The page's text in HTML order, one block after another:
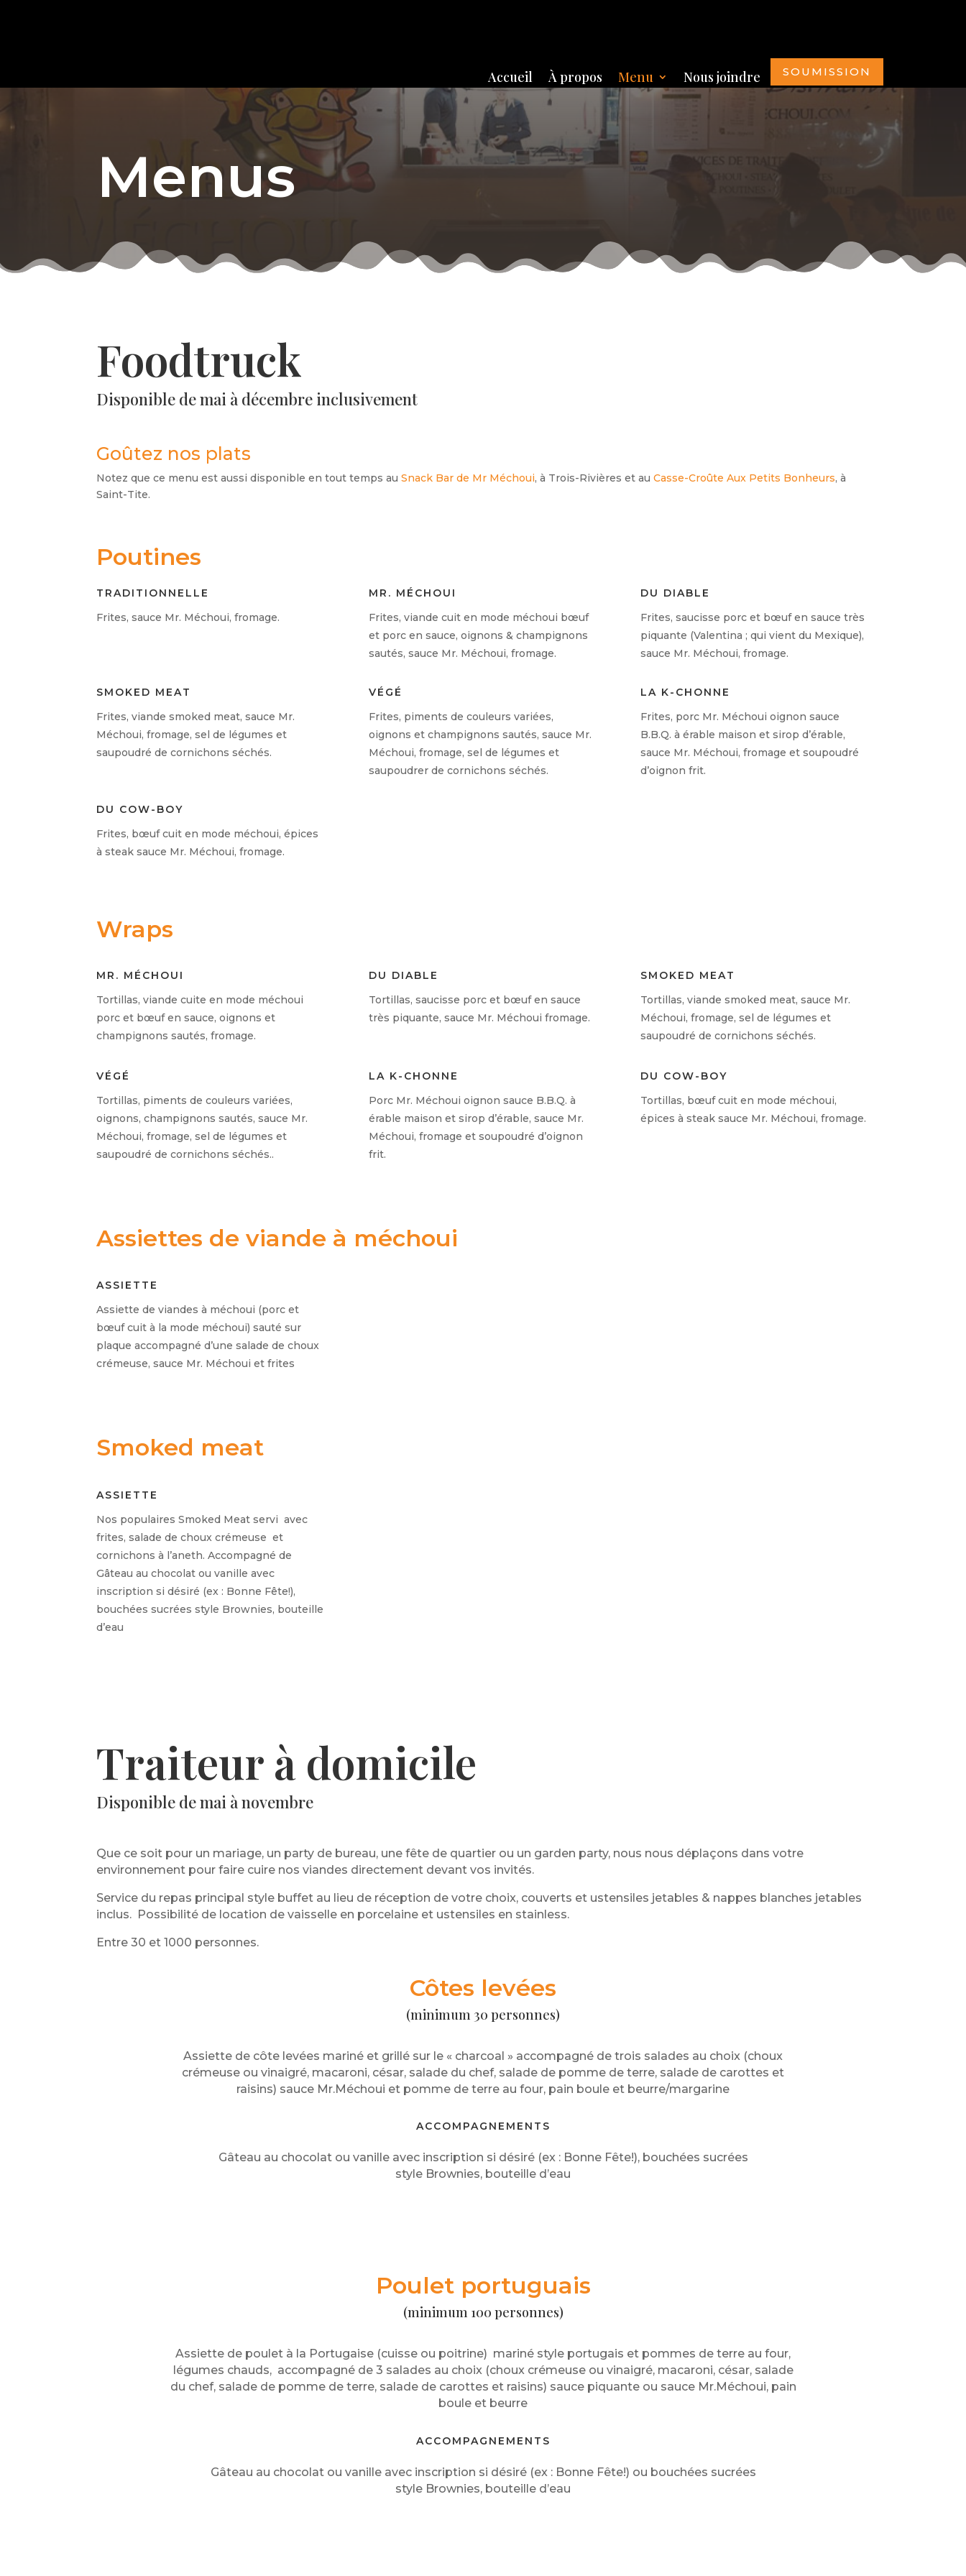
Accueil À propos Menu Nous joindre SOUMISSION
Menus
Foodtruck
Disponible de mai à décembre inclusivement
Goûtez nos plats
Notez que ce menu est aussi disponible en tout temps auSnack Bar de Mr Méchoui, à Trois-Rivières et auCasse-Croûte Aux Petits Bonheurs, à
Saint-Tite.
Poutines
TRADITIONNELLE
Frites, sauce Mr. Méchoui, fromage.
MR. MÉCHOUI
Frites, viande cuit en mode méchoui bœuf
et porc en sauce, oignons & champignons
sautés, sauce Mr. Méchoui, fromage.
DU DIABLE
Frites, saucisse porc et bœuf en sauce très
piquante (Valentina ; qui vient du Mexique),
sauce Mr. Méchoui, fromage.
SMOKED MEAT
Frites, viande smoked meat, sauce Mr.
Méchoui, fromage, sel de légumes et
saupoudré de cornichons séchés.
VÉGÉ
Frites, piments de couleurs variées,
oignons et champignons sautés, sauce Mr.
Méchoui, fromage, sel de légumes et
saupoudrer de cornichons séchés.
LA K-CHONNE
Frites, porc Mr. Méchoui oignon sauce
B.B.Q. à érable maison et sirop d’érable,
sauce Mr. Méchoui, fromage et soupoudré
d’oignon frit.
DU COW-BOY
Frites, bœuf cuit en mode méchoui, épices
à steak sauce Mr. Méchoui, fromage.
Wraps
MR. MÉCHOUI
Tortillas, viande cuite en mode méchoui
porc et bœuf en sauce, oignons et
champignons sautés, fromage.
DU DIABLE
Tortillas, saucisse porc et bœuf en sauce
très piquante, sauce Mr. Méchoui fromage.
SMOKED MEAT
Tortillas, viande smoked meat, sauce Mr.
Méchoui, fromage, sel de légumes et
saupoudré de cornichons séchés.
VÉGÉ
Tortillas, piments de couleurs variées,
oignons, champignons sautés, sauce Mr.
Méchoui, fromage,sel de légumes et
saupoudré de cornichons séchés..
LA K-CHONNE
Porc Mr. Méchoui oignon sauce B.B.Q. à
érable maison et sirop d’érable, sauce Mr.
Méchoui, fromage et soupoudré d’oignon
frit.
DU COW-BOY
Tortillas, bœuf cuit en mode méchoui,
épices à steak sauce Mr. Méchoui, fromage.
Assiettes de viande à méchoui
ASSIETTE
Assiette de viandes à méchoui (porc et
bœuf cuit à la mode méchoui) sauté sur
plaque accompagné d’une salade de choux
crémeuse, sauce Mr. Méchoui et frites
Smoked meat
ASSIETTE
Nos populaires Smoked Meat servi avec
frites, salade de choux crémeuse et
cornichons à l’aneth. Accompagné de
Gâteau au chocolat ou vanille avec
inscription si désiré (ex : Bonne Fête!),
bouchées sucrées style Brownies, bouteille
d’eau
Traiteur à domicile
Disponible de mai à novembre
Que ce soit pour un mariage, un party de bureau, une fête de quartier ou un garden party, nous nous déplaçons dans votre
environnement pour faire cuire nos viandes directement devant vos invités.
Service du repas principal style buffet au lieu de réception de votre choix, couverts et ustensiles jetables & nappes blanches jetables
inclus. Possibilité de location de vaisselle en porcelaine et ustensiles en stainless.
Entre 30 et 1000 personnes.
Côtes levées
(minimum 30 personnes)
Assiette de côte levées mariné et grillé sur le « charcoal » accompagné de trois salades au choix (choux
crémeuse ou vinaigré, macaroni, césar, salade du chef, salade de pomme de terre, salade de carottes et
raisins) sauce Mr.Méchoui et pomme de terre au four, pain boule et beurre/margarine
ACCOMPAGNEMENTS
Gâteau au chocolat ou vanille avec inscription si désiré (ex : Bonne Fête!), bouchées sucrées
style Brownies, bouteille d’eau
Poulet portuguais
(minimum 100 personnes)
Assiette de poulet à la Portugaise (cuisse ou poitrine) mariné style portugais et pommes de terre au four,
légumes chauds, accompagné de 3 salades au choix (choux crémeuse ou vinaigré, macaroni, césar, salade
du chef, salade de pomme de terre, salade de carottes et raisins) sauce piquante ou sauce Mr.Méchoui, pain
boule et beurre
ACCOMPAGNEMENTS
Gâteau au chocolat ou vanille avec inscription si désiré (ex : Bonne Fête!) ou bouchées sucrées
style Brownies, bouteille d’eau